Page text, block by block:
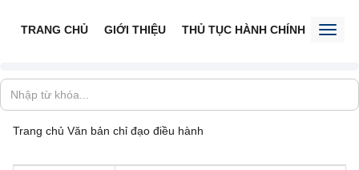
TRANG CHỦ GIỚI THIỆU THỦ TỤC HÀNH CHÍNH TIẾP
Trang chủ Văn bản chỉ đạo điều hành